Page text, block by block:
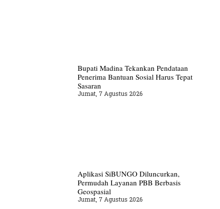
Bupati Madina Tekankan Pendataan
Penerima Bantuan Sosial Harus Tepat
Sasaran
Jumat, 7 Agustus 2026
Aplikasi SiBUNGO Diluncurkan,
Permudah Layanan PBB Berbasis
Geospasial
Jumat, 7 Agustus 2026